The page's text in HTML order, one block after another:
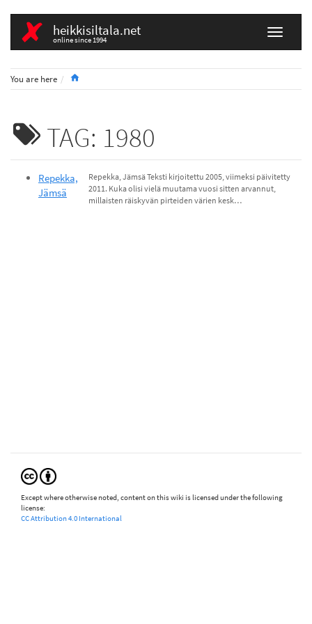
heikkisiltala.net
online since 1994
You are here
TAG: 1980
Repekka,
Jämsä
Repekka, Jämsä Teksti kirjoitettu 2005, viimeksi päivitetty
2011. Kuka olisi vielä muutama vuosi sitten arvannut,
millaisten räiskyvän pirteiden värien kesk…
Except where otherwise noted, content on this wiki is licensed under the following
license:
CC Attribution 4.0 International